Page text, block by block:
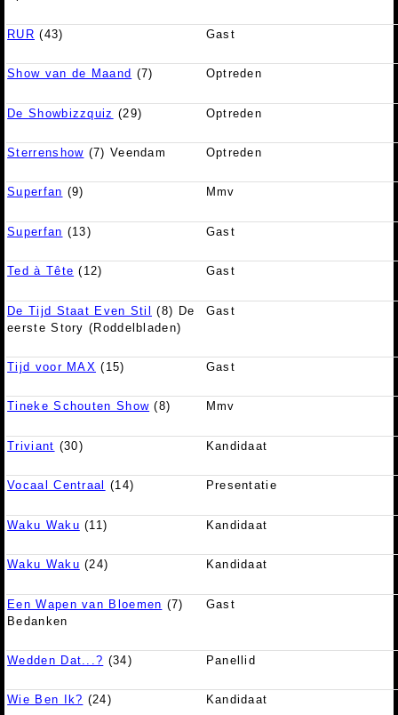
RUR (43) Gast
Show van de Maand (7) Optreden
De Showbizzquiz (29) Optreden
Sterrenshow (7) Veendam Optreden
Superfan (9) Mmv
Superfan (13) Gast
Ted à Tête (12) Gast
De Tijd Staat Even Stil (8) De
eerste Story (Roddelbladen)
Gast
Tijd voor MAX (15) Gast
Tineke Schouten Show (8) Mmv
Triviant (30) Kandidaat
Vocaal Centraal (14) Presentatie
Waku Waku (11) Kandidaat
Waku Waku (24) Kandidaat
Een Wapen van Bloemen (7)
Bedanken
Gast
Wedden Dat...? (34) Panellid
Wie Ben Ik? (24) Kandidaat